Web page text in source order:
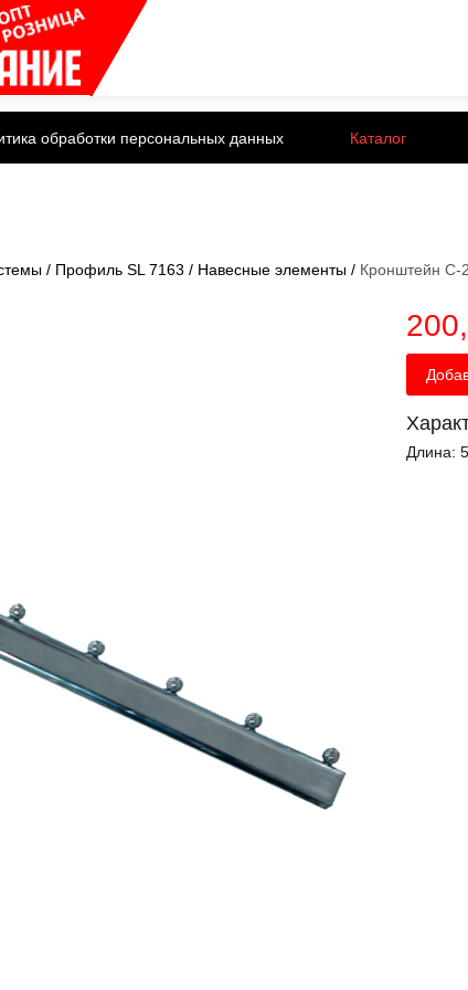
обработки персональных данных Каталог
/ Профиль SL 7163 / Навесные элементы / Кронштейн С-
Длина: